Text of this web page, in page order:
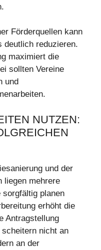
Förderquellen kann
deutlich reduzieren.
maximiert die
sollten Vereine
und
NUTZEN:
und der
liegen mehrere
planen
erhöht die
Antragstellung
nicht an
an der